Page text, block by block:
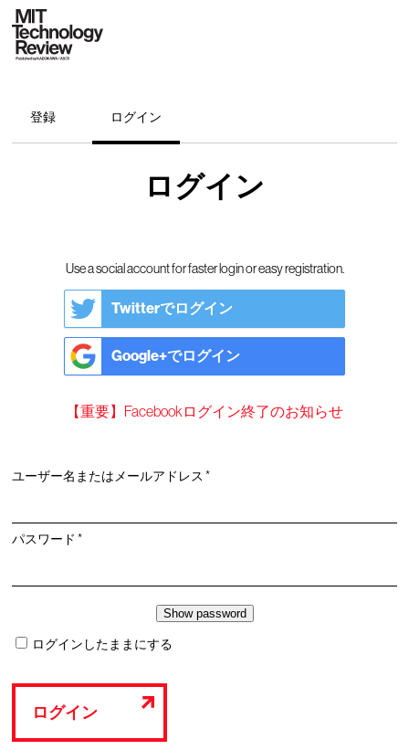
登録 ログイン
ログイン
Use a social account for faster login or easy registration.
Twitterでログイン
Google+でログイン
【重要】Facebookログイン終了のお知らせ
ユーザー名またはメールアドレス*必
パスワード*必
ログインしたままにする
ログイン